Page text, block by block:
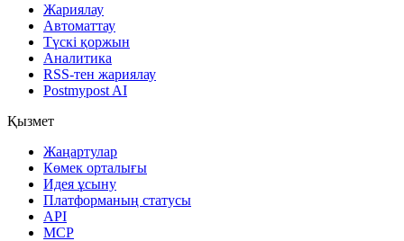
Жариялау
Автоматтау
Түскі қоржын
Аналитика
RSS-тен жариялау
Postmypost AI
Қызмет
Жаңартулар
Көмек орталығы
Идея ұсыну
Платформаның статусы
API
MCP